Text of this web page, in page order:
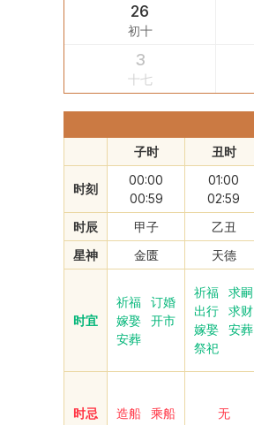
26
初十
3
十七
子时
丑时
时刻
00:00
00:59
01:00
02:59
时辰
甲子 乙丑
星神
金匮 天德
时宜
祈福
订婚
嫁娶
开市
安葬
祈福
求嗣
出行
求财
嫁娶
安葬
祭祀
时忌 造船 乘船 无